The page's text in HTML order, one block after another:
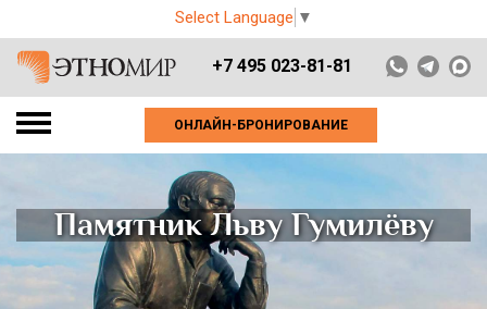
Select Language ▼
+7 495 023-81-81
ОНЛАЙН-БРОНИРОВАНИЕ
Памятник Льву Гумилёву